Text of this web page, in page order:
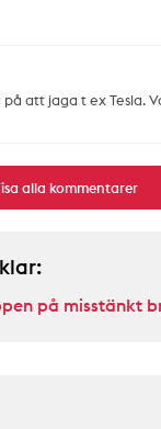
att jaga t ex Tesla.
alla kommentarer
på misstänkt